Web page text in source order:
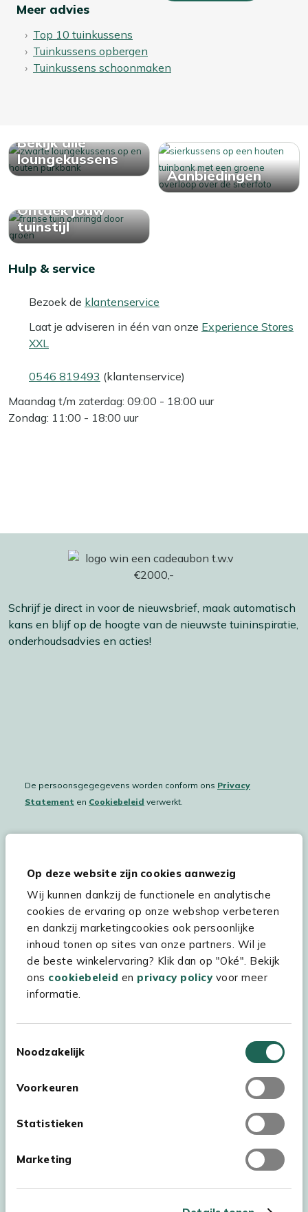
Op deze website zijn cookies aanwezig
Wij kunnen dankzij de functionele en analytische
cookies de ervaring op onze webshop verbeteren
en dankzij marketingcookies ook persoonlijke
inhoud tonen op sites van onze partners. Wil je
de beste winkelervaring? Klik dan op "Oké". Bekijk
ons cookiebeleid en privacy policyvoor meer
informatie.
Noodzakelijk
Voorkeuren
Statistieken
Marketing
Meer advies
Top 10 tuinkussens
Tuinkussens opbergen
Tuinkussens schoonmaken
Bekijk alle
loungekussens
Aanbiedingen
Ontdek jouw
tuinstijl
Hulp & service
Bezoek de klantenservice
Laat je adviseren in één van onze Experience Stores
XXL
0546 819493 (klantenservice)
Maandag t/m zaterdag: 09:00 - 18:00 uur
Zondag: 11:00 - 18:00 uur
Schrijf je direct in voor de nieuwsbrief, maak automatisch
kans en blijf op de hoogte van de nieuwste tuininspiratie,
onderhoudsadvies en acties!
De persoonsgegegevens worden conform ons Privacy
Statement en Cookiebeleid verwerkt.
Hulp & service
Assortiment
Kees Smit Tuinmeubelen
Experience Stores XXL